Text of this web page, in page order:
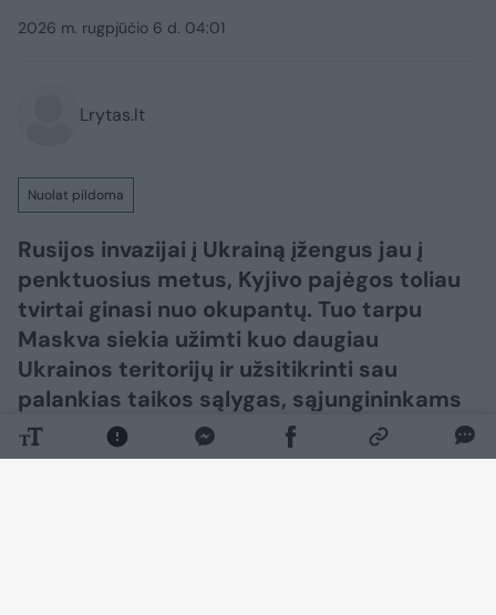
2026 m. rugpjūčio 6 d. 04:01
Lrytas.lt
Nuolat pildoma
Rusijos invazijai į Ukrainą įžengus jau į
penktuosius metus, Kyjivo pajėgos toliau
tvirtai ginasi nuo okupantų. Tuo tarpu
Maskva siekia užimti kuo daugiau
Ukrainos teritorijų ir užsitikrinti sau
palankias taikos sąlygas, sąjungininkams
siekiant skubiai užbaigti karą.​​​​​​​​​​​​​​​​​​​​​​​​​​​